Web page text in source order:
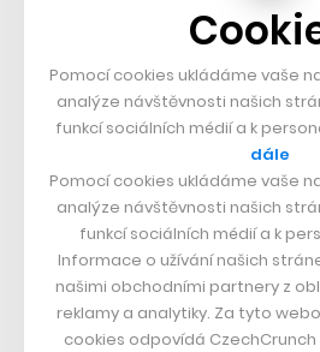
v tomto ohledu mnohem větší
Samotný Čupr, jenž koncem roku
a od investorů
milionů, loni také
běží Rohlík,odčlenil do nově
Veloq.Tu nabízí i dalším
trhu online prodeje potravin. Ve
řeší skladový fulfillment,
Pomocí cookies ukládáme vaše
analýze návštěvnosti našich
funkcí sociálních médií a k
dále
Pomocí cookies ukládáme vaše
analýze návštěvnosti našich
funkcí sociálních médií a k
Informace o užívání našich
našimi obchodními partnery z
reklamy a analytiky. Za tyto
cookies odpovídá